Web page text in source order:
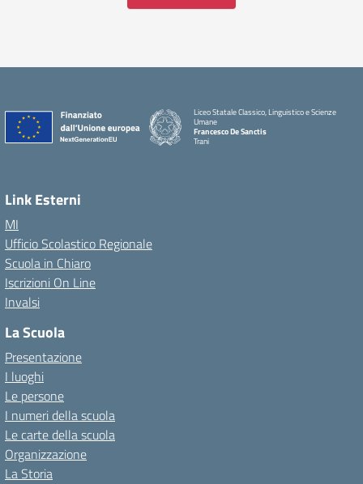
Liceo Statale Classico, Linguistico e Scienze
Umane
Francesco De Sanctis
Trani
Link Esterni
MI
Ufficio Scolastico Regionale
Scuola in Chiaro
Iscrizioni On Line
Invalsi
La Scuola
Presentazione
I luoghi
Le persone
I numeri della scuola
Le carte della scuola
Organizzazione
La Storia